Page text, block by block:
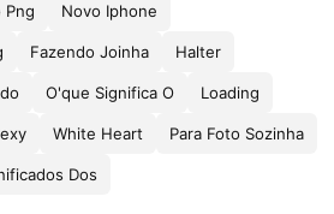
Png Novo Iphone
Fazendo Joinha Halter
O'que Significa O Loading
White Heart Para Foto Sozinha
Dos